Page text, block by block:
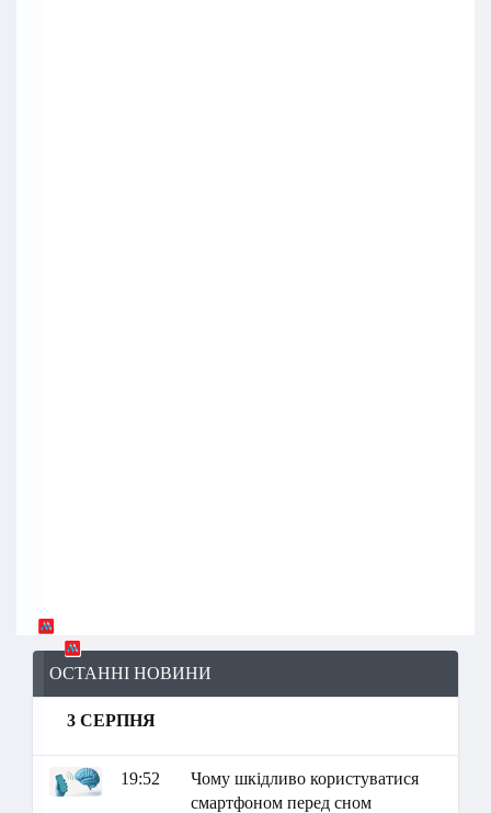
ОСТАННІ НОВИНИ
3 СЕРПНЯ
19:52
Чому шкідливо користуватися
смартфоном перед сном